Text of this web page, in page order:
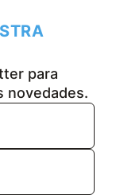
para
novedades.